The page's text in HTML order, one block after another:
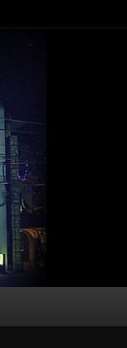
ースタ
ゥーデ
像の紹介（和彫り・